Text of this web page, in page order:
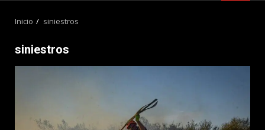
Inicio siniestros
siniestros